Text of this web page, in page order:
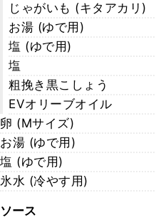
・クラシルX
https://twitter.com/kurashiru0119
じゃがいも (キタアカリ)
お湯 (ゆで用)
塩 (ゆで用)
塩
粗挽き黒こしょう
EVオリーブオイル
卵 (Mサイズ)
お湯 (ゆで用)
塩 (ゆで用)
氷水 (冷やす用)
ソース